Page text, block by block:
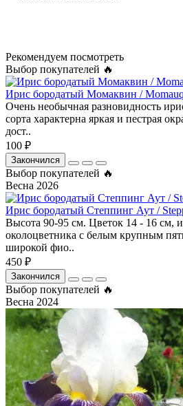
Рекомендуем посмотреть
Выбор покупателей 🔥
Ирис бородатый Момаквин /
Очень необычная разновидность
сорта характерна яркая и пестрая
дост..
100 ₽
Закончился
Выбор покупателей 🔥
Весна 2026
Ирис бородатый Степпинг Аут /
Высота 90-95 см. Цветок 14 - 16 см,
околоцветника с белым крупным
широкой фио..
450 ₽
Закончился
Выбор покупателей 🔥
Весна 2024